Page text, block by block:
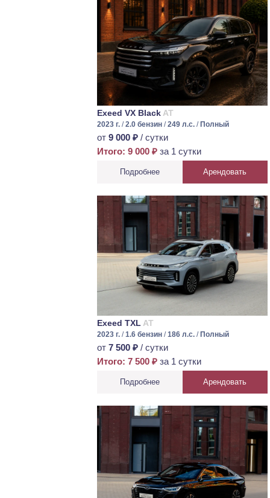
Exeed VX Black AT
2023 г. /2.0 бензин /249 л.с. / Полный
от 9 000 ₽ / сутки
Итого: 9 000 ₽ за 1 сутки
Подробнее Арендовать
Exeed TXL AT
2023 г. /1.6 бензин /186 л.с. / Полный
от 7 500 ₽ / сутки
Итого: 7 500 ₽ за 1 сутки
Подробнее Арендовать